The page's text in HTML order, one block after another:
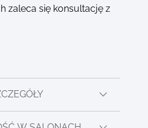
zaleca się konsultację z